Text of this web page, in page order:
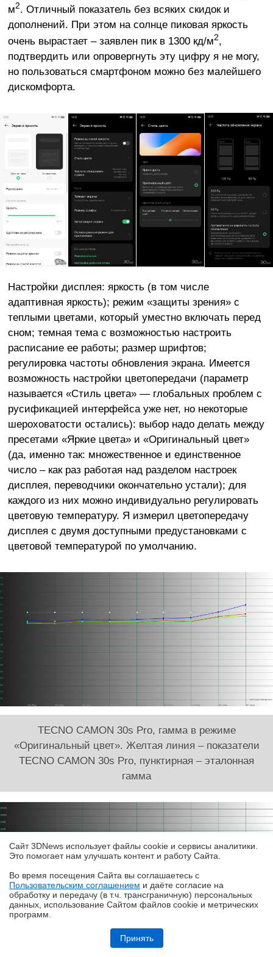
Обзор робота-уборщика Midea VCR V15 MAX ULTRA: не разменивайся
на мелочи (но не переплачивай)
м2. Отличный показатель без всяких скидок и
дополнений. При этом на солнце пиковая яркость
очень вырастает – заявлен пик в 1300 кд/м2,
подтвердить или опровергнуть эту цифру я не могу,
но пользоваться смартфоном можно без малейшего
дискомфорта.
Настройки дисплея: яркость (в том числе
адаптивная яркость); режим «защиты зрения» с
теплыми цветами, который уместно включать перед
сном; темная тема с возможностью настроить
расписание ее работы; размер шрифтов;
регулировка частоты обновления экрана. Имеется
возможность настройки цветопередачи (параметр
называется «Стиль цвета» — глобальных проблем с
русификацией интерфейса уже нет, но некоторые
шероховатости остались): выбор надо делать между
пресетами «Яркие цвета» и «Оригинальный цвет»
(да, именно так: множественное и единственное
число – как раз работая над разделом настроек
дисплея, переводчики окончательно устали); для
каждого из них можно индивидуально регулировать
цветовую температуру. Я измерил цветопередачу
дисплея с двумя доступными предустановками с
цветовой температурой по умолчанию.
TECNO CAMON 30s Pro, гамма в режиме
«Оригинальный цвет». Желтая линия – показатели
TECNO CAMON 30s Pro, пунктирная – эталонная
гамма
Сайт 3DNews использует файлы cookie и сервисы аналитики.
Это помогает нам улучшать контент и работу Cайта.
Во время посещения Cайта вы соглашаетесь с
Пользовательским соглашением и даёте согласие на
обработку и передачу (в т.ч. трансграничную) персональных
данных, использование Cайтом файлов cookie и метрических
программ.
Принять